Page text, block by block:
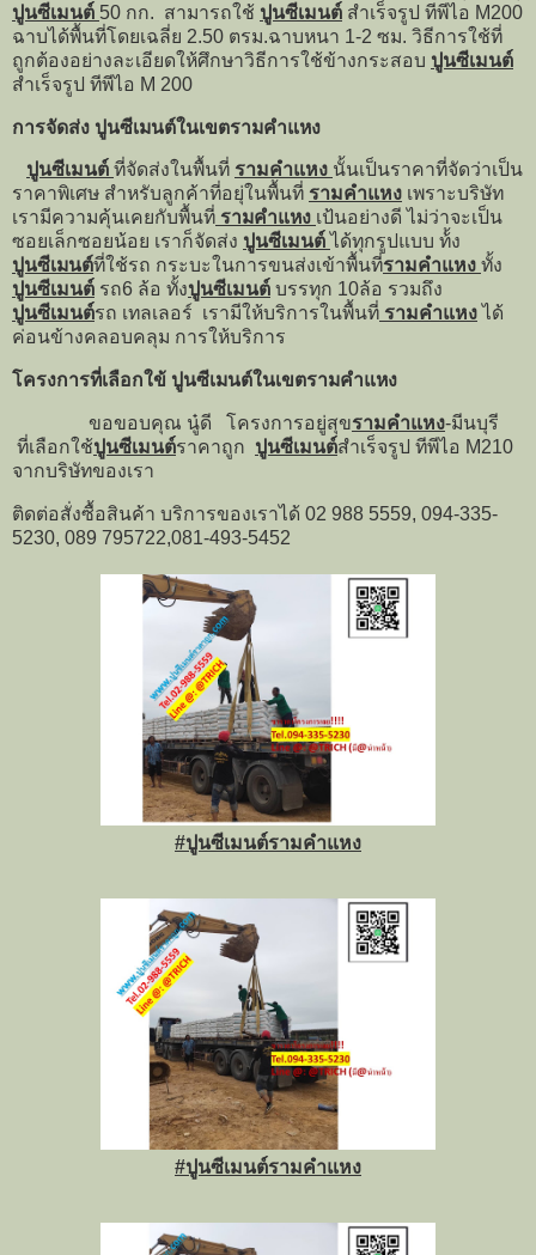
ปูนซีเมนต์ 50 กก. สามารถใช้ ปูนซีเมนต์ สำเร็จรูป ทีพีไอ M200
ฉาบได้พื้นที่โดยเฉลี่ย 2.50 ตรม.ฉาบหนา 1-2 ซม. วิธีการใช้ที่
ถูกต้องอย่างละเอียดให้ศึกษาวิธีการใช้ข้างกระสอบ ปูนซีเมนต์
สำเร็จรูป ทีพีไอ M 200
การจัดส่ง ปูนซีเมนต์ในเขตรามคำแหง
ปูนซีเมนต์ ที่จัดส่งในพื้นที่ รามคำแหง นั้นเป็นราคาที่จัดว่าเป็น
ราคาพิเศษ สำหรับลูกค้าที่อยุ่ในพื้นที่ รามคำแหง เพราะบริษัท
เรามีความคุ้นเคยกับพื้นที่ รามคำแหง เป้นอย่างดี ไม่ว่าจะเป็น
ซอยเล็กซอยน้อย เราก็จัดส่ง ปูนซีเมนต์ได้ทุกรูปแบบ ท้้ง
ปูนซีเมนต์ที่ใช้รถ กระบะในการขนส่งเข้าพื้นที่รามคำแหง ทั้ง
ปูนซีเมนต์ รถ6 ล้อ ทั้งปูนซีเมนต์ บรรทุก 10ล้อ รวมถึง
ปูนซีเมนต์รถ เทลเลอร์ เรามีให้บริการในพื้นที่ รามคำแหงได้
ค่อนข้างคลอบคลุม การให้บริการ
โครงการที่เลือกใข้ ปูนซีเมนต์ในเขตรามคำแหง
ขอขอบคุณ นู๋ดี โครงการอยู่สุขรามคำแหง-มีนบุรี
ที่เลือกใช้ปูนซีเมนต์ราคาถูก ปูนซีเมนต์สำเร็จรูป ทีพีไอ M210
จากบริษัทของเรา
ติดต่อสั่งซื้อสินค้า บริการของเราได้ 02 988 5559, 094-335-
5230, 089 795722,081-493-5452
#ปูนซีเมนต์รามคำแหง
#ปูนซีเมนต์รามคำแหง